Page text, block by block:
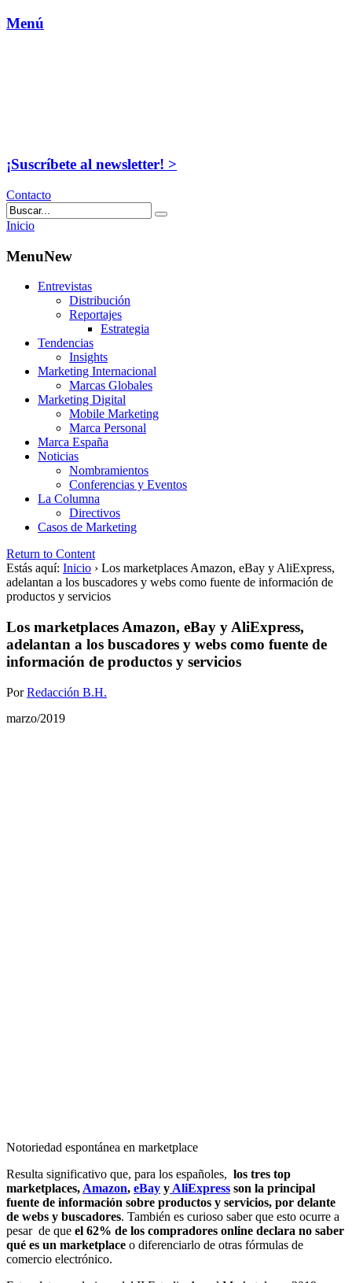
Menú
¡Suscríbete al newsletter! >
Contacto
Inicio
MenuNew
Entrevistas
Distribución
Reportajes
Estrategia
Tendencias
Insights
Marketing Internacional
Marcas Globales
Marketing Digital
Mobile Marketing
Marca Personal
Marca España
Noticias
Nombramientos
Conferencias y Eventos
La Columna
Directivos
Casos de Marketing
Return to Content
Estás aquí: Inicio › Los marketplaces Amazon, eBay y AliExpress,
adelantan a los buscadores y webs como fuente de información de
productos y servicios
Los marketplaces Amazon, eBay y AliExpress,
adelantan a los buscadores y webs como fuente de
información de productos y servicios
PorRedacción B.H.
marzo/2019
Notoriedad espontánea en marketplace
Resulta significativo que, para los españoles, los tres top
marketplaces, Amazon, eBay y AliExpress son la principal
fuente de información sobre productos y servicios, por delante
de webs y buscadores. También es curioso saber que esto ocurre a
pesar de que el 62% de los compradores online declara no saber
qué es un marketplace o diferenciarlo de otras fórmulas de
comercio electrónico.